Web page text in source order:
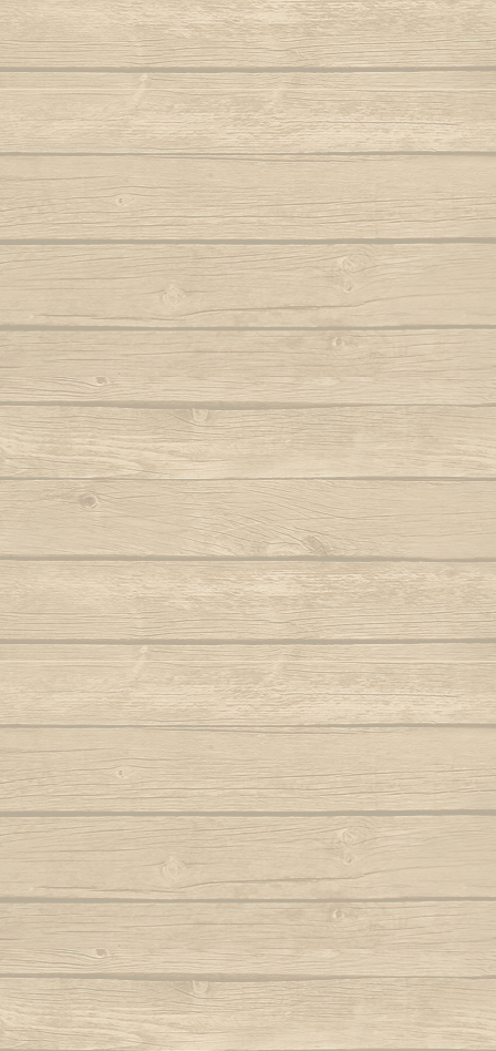
Autor : Mestre Chicote (Cordão de Ouro
Paris)
Folha seca
Hoje eu tava pensando em casa
Autor : Professor Pretinho
Hoje me leva o coração pra Bahia
Autor : Graduado Voador (Capoeira Nagô)
Hoje tem capoeira aiá
Autor : Instrutor Saracuru (Capoeira Brasil)
La na Bahia côco de dendê
Lembra de Bimba
Autor : Graduado Voador (Capoeira Nago)
Autor : Mestre
Vou no